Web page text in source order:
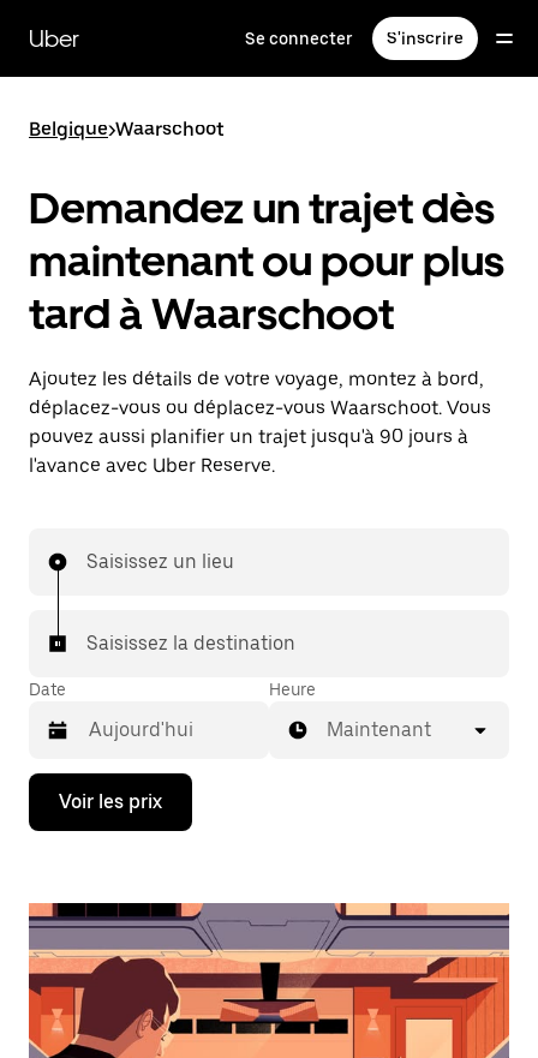
contenu
principal
Uber Se connecter S'inscrire
Belgique>Waarschoot
Demandez un trajet dès
maintenant ou pour plus
tard à Waarschoot
Ajoutez les détails de votre voyage, montez à bord,
déplacez-vous ou déplacez-vous Waarschoot. Vous
pouvez aussi planifier un trajet jusqu'à 90 jours à
l'avance avec Uber Reserve.
Saisissez un lieu
Saisissez la destination
Date
Appuyez
la
bas
ouvrir
le
calendrier
sélectionner
Heure
Maintenant
Voir les prix